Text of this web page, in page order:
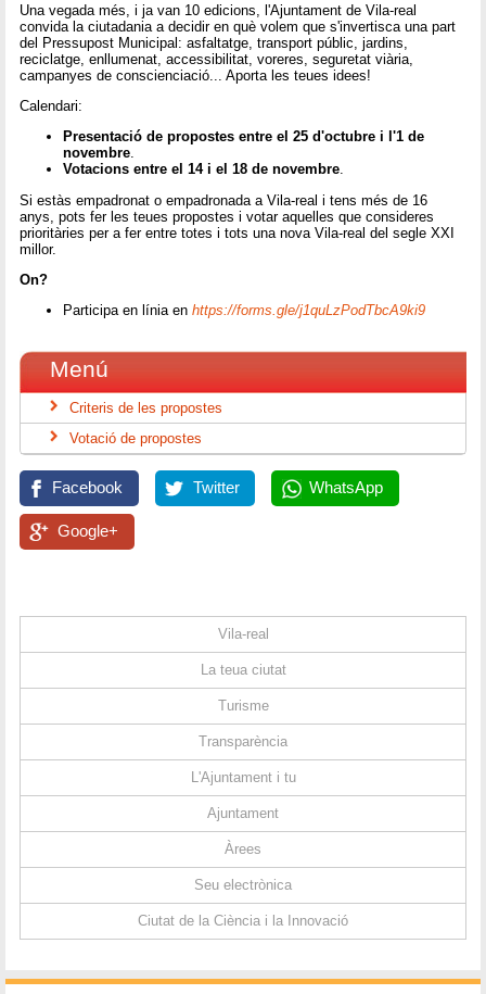
Una vegada més, i ja van 10 edicions, l'Ajuntament de Vila-real
convida la ciutadania a decidir en què volem que s'invertisca una part
del Pressupost Municipal: asfaltatge, transport públic, jardins,
reciclatge, enllumenat, accessibilitat, voreres, seguretat viària,
campanyes de conscienciació... Aporta les teues idees!
Calendari:
Presentació de propostes entre el 25 d'octubre i l'1 de
novembre.
Votacions entre el 14 i el 18 de novembre.
Si estàs empadronat o empadronada a Vila-real i tens més de 16
anys, pots fer les teues propostes i votar aquelles que consideres
prioritàries per a fer entre totes i tots una nova Vila-real del segle XXI
millor.
On?
Participa en línia en https://forms.gle/j1quLzPodTbcA9ki9
Menú
Criteris de les propostes
Votació de propostes
Facebook Twitter WhatsApp
Google+
Vila-real
La teua ciutat
Turisme
Transparència
L'Ajuntament i tu
Ajuntament
Àrees
Seu electrònica
Ciutat de la Ciència i la Innovació